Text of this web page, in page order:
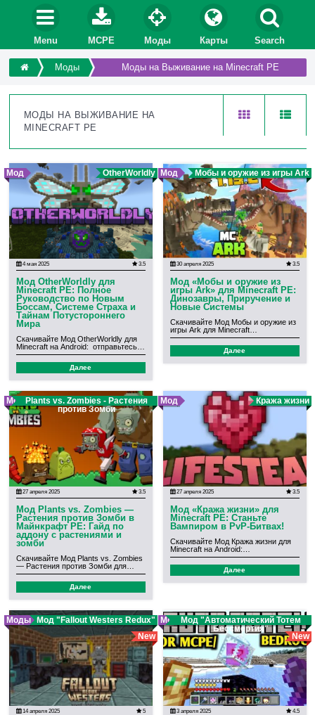
Menu MCPE Моды Карты Search
Моды Моды на Выживание на Minecraft PE
МОДЫ НА ВЫЖИВАНИЕ НА
MINECRAFT PE
Мод OtherWorldly
4 мая 2025 3.5
Мод OtherWorldly для
Minecraft PE: Полное
Руководство по Новым
Боссам, Системе Страха и
Тайнам Потустороннего
Мира
Скачивайте Мод OtherWorldly для
Minecraft на Android: отправьтесь…
Далее
Мод Мобы и оружие из игры Ark
30 апреля 2025 3.5
Мод «Мобы и оружие из
игры Ark» для Minecraft PE:
Динозавры, Приручение и
Новые Системы
Скачивайте Мод Мобы и оружие из
игры Ark для Minecraft…
Далее
Мод
Plants vs. Zombies - Растения
против Зомби
27 апреля 2025 3.5
Мод Plants vs. Zombies —
Растения против Зомби в
Майнкрафт PE: Гайд по
аддону с растениями и
зомби
Скачивайте Мод Plants vs. Zombies
— Растения против Зомби для…
Далее
Мод Кража жизни
27 апреля 2025 3.5
Мод «Кража жизни» для
Minecraft PE: Станьте
Вампиром в PvP-Битвах!
Скачивайте Мод Кража жизни для
Minecraft на Android:…
Далее
Моды
Мод "Fallout Westers Redux"
New
14 апреля 2025 5
МодыМод "Автоматический Тотем
Бессмертия"
New
3 апреля 2025 4.5